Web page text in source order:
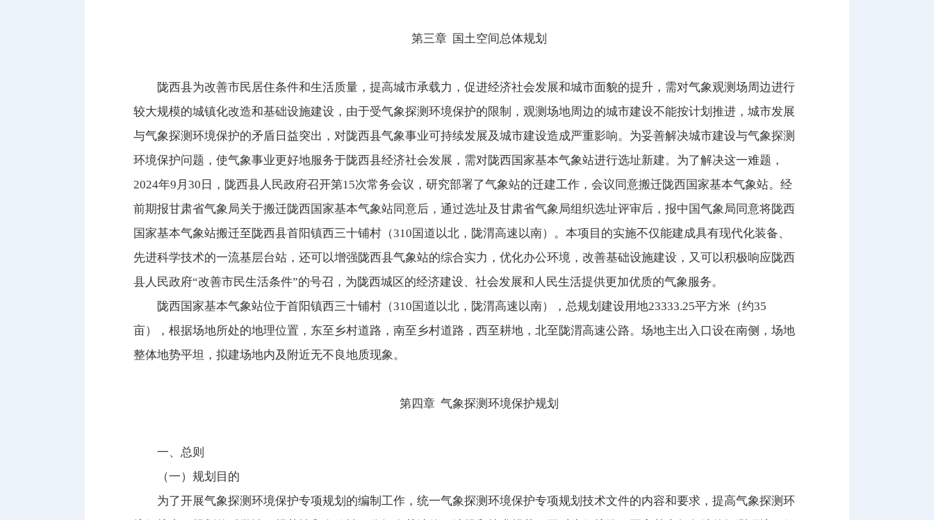
第三章 国土空间总体规划
陇西县为改善市民居住条件和生活质量，提高城市承载力，促进经济社会发展和城市面貌的提升，需对气象观测场周边进行
较大规模的城镇化改造和基础设施建设，由于受气象探测环境保护的限制，观测场地周边的城市建设不能按计划推进，城市发展
与气象探测环境保护的矛盾日益突出，对陇西县气象事业可持续发展及城市建设造成严重影响。为妥善解决城市建设与气象探测
环境保护问题，使气象事业更好地服务于陇西县经济社会发展，需对陇西国家基本气象站进行选址新建。为了解决这一难题，
2024年9月30日，陇西县人民政府召开第15次常务会议，研究部署了气象站的迁建工作，会议同意搬迁陇西国家基本气象站。经
前期报甘肃省气象局关于搬迁陇西国家基本气象站同意后，通过选址及甘肃省气象局组织选址评审后，报中国气象局同意将陇西
国家基本气象站搬迁至陇西县首阳镇西三十铺村（310国道以北，陇渭高速以南）。本项目的实施不仅能建成具有现代化装备、
先进科学技术的一流基层台站，还可以增强陇西县气象站的综合实力，优化办公环境，改善基础设施建设，又可以积极响应陇西
县人民政府“改善市民生活条件”的号召，为陇西城区的经济建设、社会发展和人民生活提供更加优质的气象服务。
陇西国家基本气象站位于首阳镇西三十铺村（310国道以北，陇渭高速以南），总规划建设用地23333.25平方米（约35
亩），根据场地所处的地理位置，东至乡村道路，南至乡村道路，西至耕地，北至陇渭高速公路。场地主出入口设在南侧，场地
整体地势平坦，拟建场地内及附近无不良地质现象。
第四章 气象探测环境保护规划
一、总则
（一）规划目的
为了开展气象探测环境保护专项规划的编制工作，统一气象探测环境保护专项规划技术文件的内容和要求，提高气象探测环